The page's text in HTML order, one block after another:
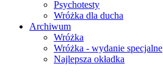
Psychotesty
Wróżka dla ducha
Archiwum
Wróżka
Wróżka - wydanie specjalne
Najlepsza okładka